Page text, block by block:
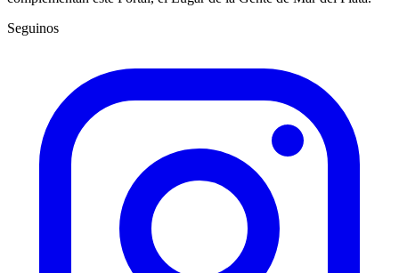
Seguinos